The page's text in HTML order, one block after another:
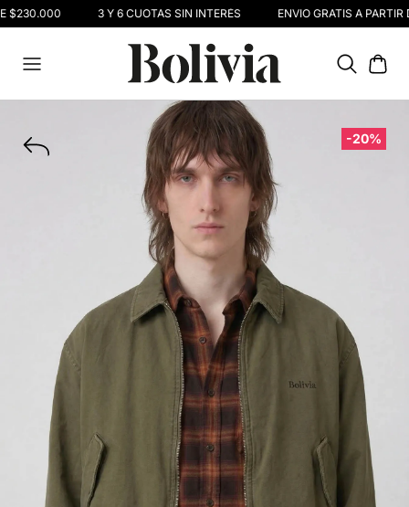
$230.000 3 Y 6 CUOTAS SIN INTERÉS ENVIO GRATIS A
-20%